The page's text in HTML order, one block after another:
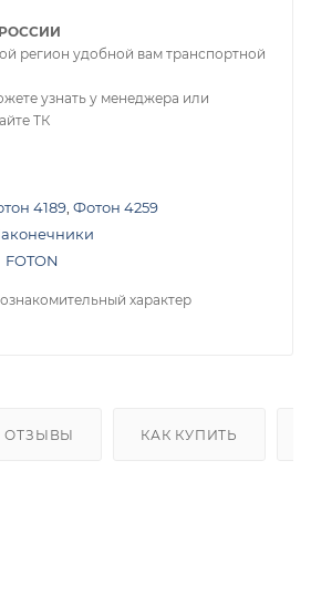
регион удобной вам транспортной
узнать у менеджера или
ТК
4189 Фотон 4259
FOTON
характер
ОТЗЫВЫ КАК КУПИТЬ